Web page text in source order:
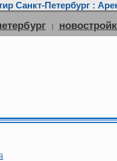
Санкт-Петербург :
|